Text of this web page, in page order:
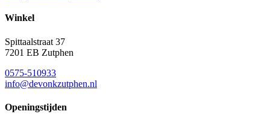
Winkel
Spittaalstraat 37
7201 EB Zutphen
0575-510933
info@devonkzutphen.nl
Openingstijden